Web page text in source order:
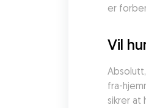
er
Vil
fra-
sikrer at